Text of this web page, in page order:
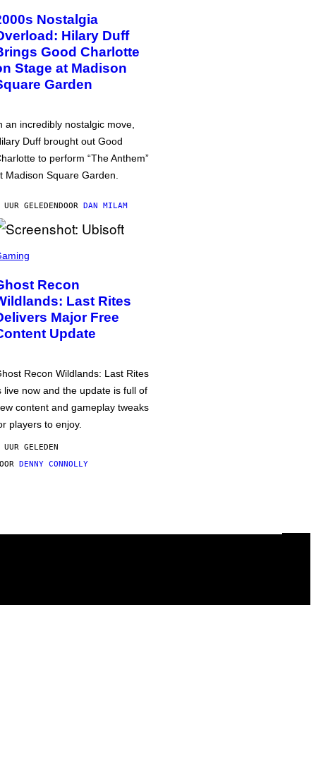
Nostalgia
Hilary Duff
Good Charlotte
Stage at Madison
Garden
an incredibly nostalgic move,
Duff brought out Good
to perform “The Anthem”
Madison Square Garden.
UUR GELEDENDOOR DAN MILAM
Recon
Last Rites
Major Free
Update
Recon Wildlands: Last Rites
live now and the update is full of
content and gameplay tweaks
players to enjoy.
GELEDEN
DENNY CONNOLLY